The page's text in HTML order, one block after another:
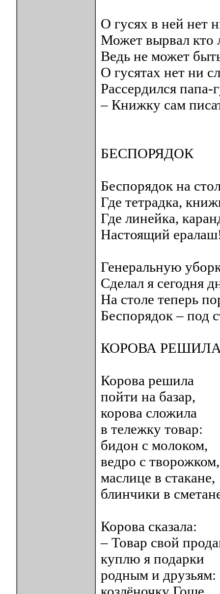
О гусях в ней нет
Может вырвал кто
Ведь не может
О гусятах нет ни
Рассердился папа-
– Книжку сам
БЕСПОРЯДОК
Беспорядок на
Где тетрадка,
Где линейка,
Настоящий
Генеральную
Сделал я сегодня
На столе теперь
Беспорядок – под
КОРОВА
Корова решила
пойти на базар,
корова сложила
в тележку товар:
бидон с молоком,
ведро с творожком,
маслице в стакане,
блинчики в
Корова сказала:
– Товар свой
куплю я подарки
родным и друзьям: